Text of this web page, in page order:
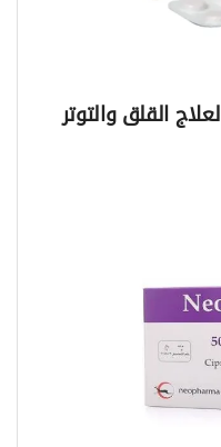
ليكسوتانيل – LEXOTANIL لعلاج القلق والتوتر